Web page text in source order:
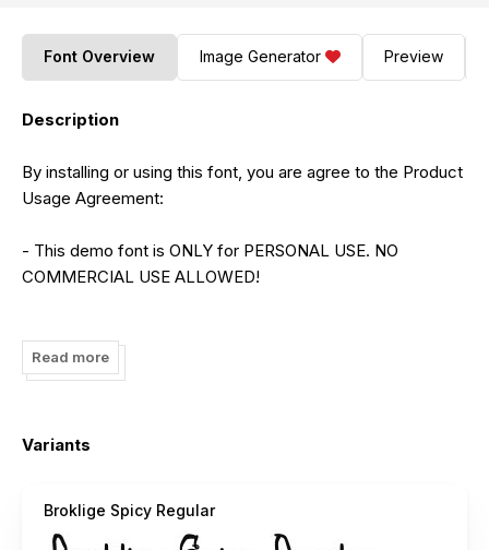
Font Overview Image Generator Preview
Description
By installing or using this font, you are agree to the Product
Usage Agreement:
- This demo font is ONLY for PERSONAL USE. NO
COMMERCIAL USE ALLOWED!
license:
https://letterena.com/product/broklige-spicy/
- If you need a custom license please contact us at
Read more
Variants
Broklige Spicy Regular